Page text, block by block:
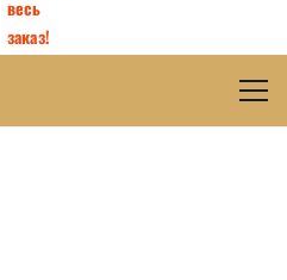
весь
заказ!